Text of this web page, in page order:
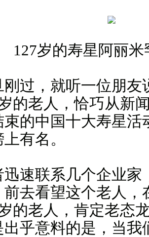
127岁的寿星阿丽
，就听一位朋友
的老人，恰巧从新
束的中国十大寿星活
有名。
联系几个企业家
前去看望这个老人，
的老人，肯定老态
出乎意料的是，当我